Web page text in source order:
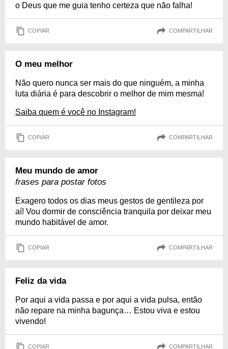
o Deus que me guia tenho certeza que não falha!
COPIAR COMPARTILHAR
O meu melhor
Não quero nunca ser mais do que ninguém, a minha
luta diária é para descobrir o melhor de mim mesma!
Saiba quem é você no Instagram!
COPIAR COMPARTILHAR
Meu mundo de amor
frases para postar fotos
Exagero todos os dias meus gestos de gentileza por
aí! Vou dormir de consciência tranquila por deixar meu
mundo habitável de amor.
COPIAR COMPARTILHAR
Feliz da vida
Por aqui a vida passa e por aqui a vida pulsa, então
não repare na minha bagunça… Estou viva e estou
vivendo!
COPIAR COMPARTILHAR